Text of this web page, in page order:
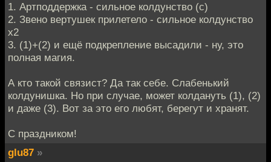
1. Артподдержка - сильное колдунство (с)
2. Звено вертушек прилетело - сильное колдунство
х2
3. (1)+(2) и ещё подкрепление высадили - ну, это
полная магия.
А кто такой связист? Да так себе. Слабенький
колдунишка. Но при случае, может колдануть (1), (2)
и даже (3). Вот за это его любят, берегут и хранят.
С праздником!
glu87 »